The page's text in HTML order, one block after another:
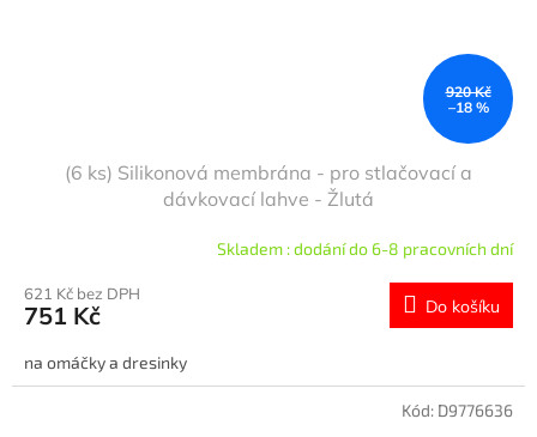
920 Kč
–18 %
(6 ks) Silikonová membrána - pro stlačovací a
dávkovací lahve - Žlutá
Skladem : dodání do 6-8 pracovních dní
621 Kč bez DPH
751 Kč Do košíku
na omáčky a dresinky
Kód: D9776636